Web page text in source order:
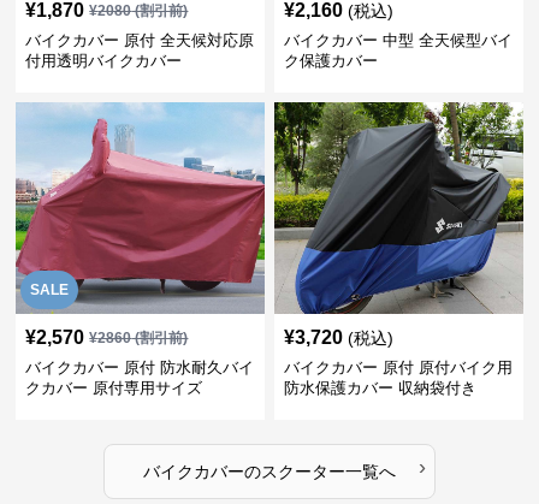
¥1,870 ¥2080(割引前)
バイクカバー 原付 全天候対応原
付用透明バイクカバー
¥2,160 (税込)
バイクカバー 中型 全天候型バイ
ク保護カバー
SALE
¥2,570 ¥2860(割引前)
バイクカバー 原付 防水耐久バイ
クカバー 原付専用サイズ
¥3,720 (税込)
バイクカバー 原付 原付バイク用
防水保護カバー 収納袋付き
バイクカバーのスクーター一覧へ ›